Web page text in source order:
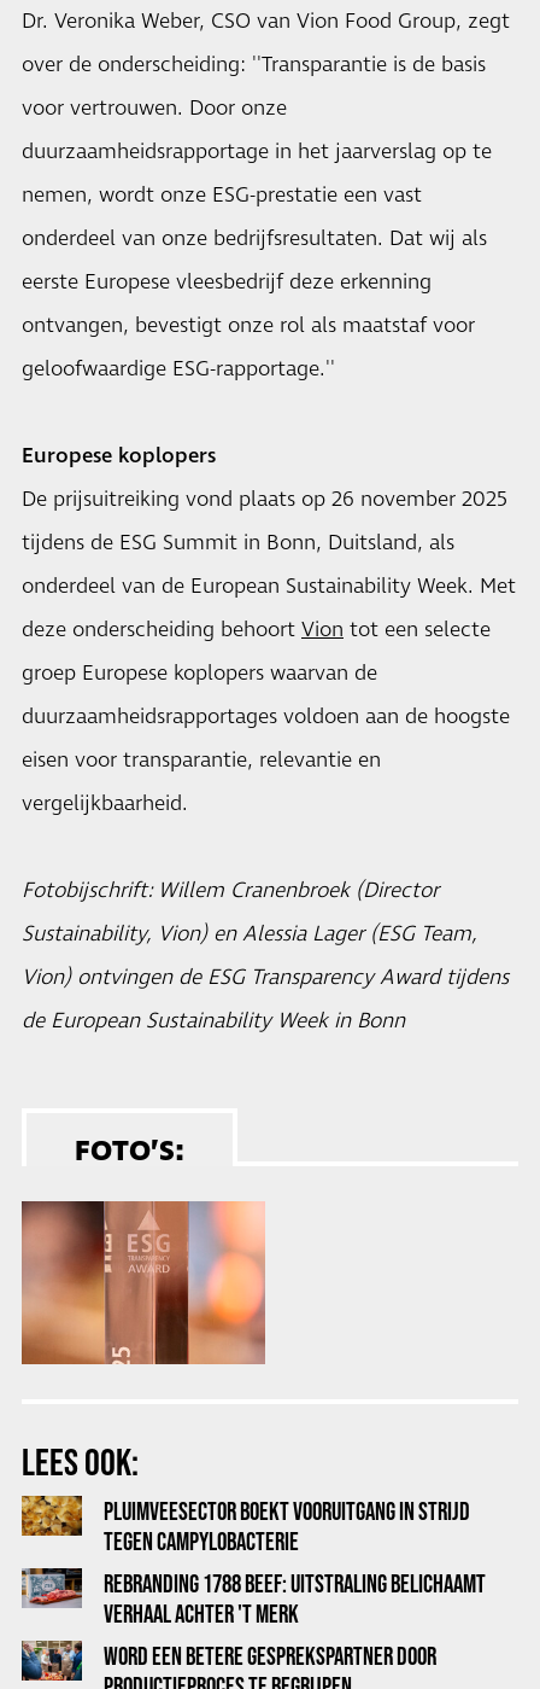
Dr. Veronika Weber, CSO van Vion Food Group, zegt
over de onderscheiding: ''Transparantie is de basis
voor vertrouwen. Door onze
duurzaamheidsrapportage in het jaarverslag op te
nemen, wordt onze ESG-prestatie een vast
onderdeel van onze bedrijfsresultaten. Dat wij als
eerste Europese vleesbedrijf deze erkenning
ontvangen, bevestigt onze rol als maatstaf voor
geloofwaardige ESG-rapportage.''
Europese koplopers
De prijsuitreiking vond plaats op 26 november 2025
tijdens de ESG Summit in Bonn, Duitsland, als
onderdeel van de European Sustainability Week. Met
deze onderscheiding behoort Vion tot een selecte
groep Europese koplopers waarvan de
duurzaamheidsrapportages voldoen aan de hoogste
eisen voor transparantie, relevantie en
vergelijkbaarheid.
Fotobijschrift: Willem Cranenbroek (Director
Sustainability, Vion) en Alessia Lager (ESG Team,
Vion) ontvingen de ESG Transparency Award tijdens
de European Sustainability Week in Bonn
FOTO’S:
LEES OOK:
PLUIMVEESECTOR BOEKT VOORUITGANG IN STRIJD
TEGEN CAMPYLOBACTERIE
REBRANDING 1788 BEEF: UITSTRALING BELICHAAMT
VERHAAL ACHTER 'T MERK
WORD EEN BETERE GESPREKSPARTNER DOOR